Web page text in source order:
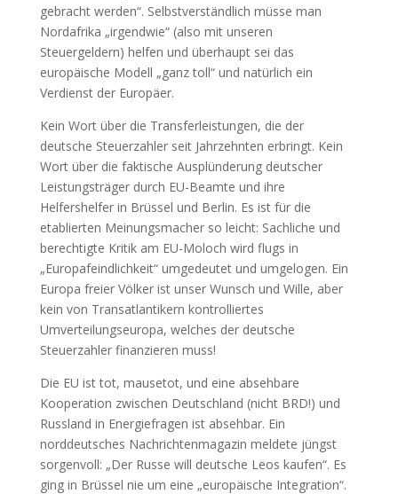
gebracht werden“. Selbstverständlich müsse man
Nordafrika „irgendwie“ (also mit unseren
Steuergeldern) helfen und überhaupt sei das
europäische Modell „ganz toll“ und natürlich ein
Verdienst der Europäer.
Kein Wort über die Transferleistungen, die der
deutsche Steuerzahler seit Jahrzehnten erbringt. Kein
Wort über die faktische Ausplünderung deutscher
Leistungsträger durch EU-Beamte und ihre
Helfershelfer in Brüssel und Berlin. Es ist für die
etablierten Meinungsmacher so leicht: Sachliche und
berechtigte Kritik am EU-Moloch wird flugs in
„Europafeindlichkeit“ umgedeutet und umgelogen. Ein
Europa freier Völker ist unser Wunsch und Wille, aber
kein von Transatlantikern kontrolliertes
Umverteilungseuropa, welches der deutsche
Steuerzahler finanzieren muss!
Die EU ist tot, mausetot, und eine absehbare
Kooperation zwischen Deutschland (nicht BRD!) und
Russland in Energiefragen ist absehbar. Ein
norddeutsches Nachrichtenmagazin meldete jüngst
sorgenvoll: „Der Russe will deutsche Leos kaufen“. Es
ging in Brüssel nie um eine „europäische Integration“.